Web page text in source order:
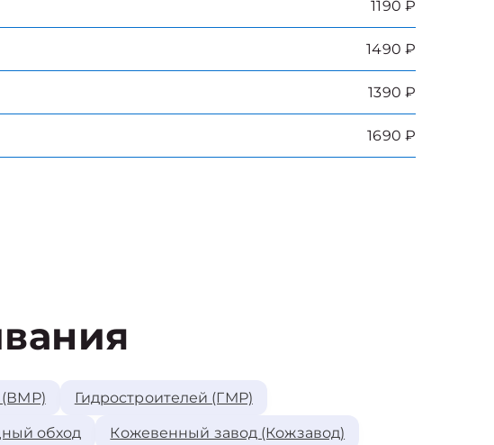
1190 ₽
1490 ₽
1390 ₽
1690 ₽
(ВМР) Гидростроителей (ГМР)
обход Кожевенный завод (Кожзавод)